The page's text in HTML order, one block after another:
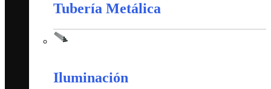
Tubería Metálica
Iluminación